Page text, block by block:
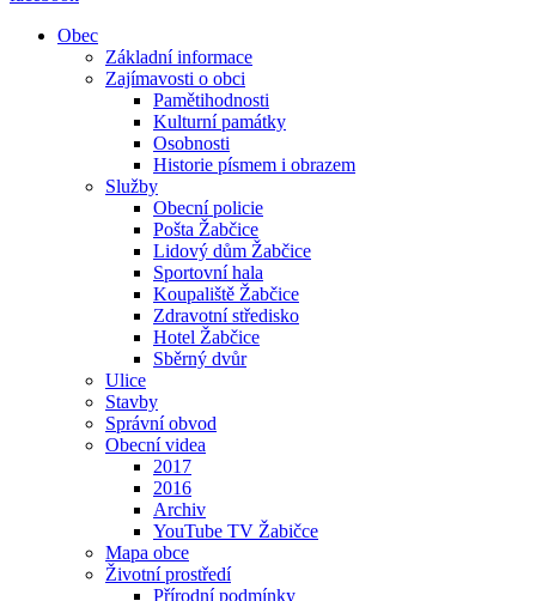
Obec
Základní informace
Zajímavosti o obci
Pamětihodnosti
Kulturní památky
Osobnosti
Historie písmem i obrazem
Služby
Obecní policie
Pošta Žabčice
Lidový dům Žabčice
Sportovní hala
Koupaliště Žabčice
Zdravotní středisko
Hotel Žabčice
Sběrný dvůr
Ulice
Stavby
Správní obvod
Obecní videa
2017
2016
Archiv
YouTube TV Žabičce
Mapa obce
Životní prostředí
Přírodní podmínky